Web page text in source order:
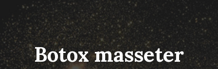
Botox masseter